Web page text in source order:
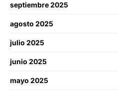
septiembre 2025
agosto 2025
julio 2025
junio 2025
mayo 2025